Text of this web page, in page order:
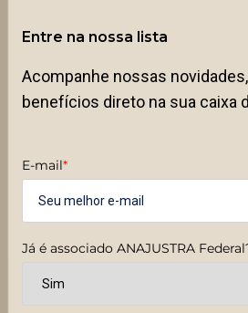
Entre na nossa lista
Acompanhe nossas
benefícios direto na sua caixa
E-mail*
Já é associado ANAJUSTRA